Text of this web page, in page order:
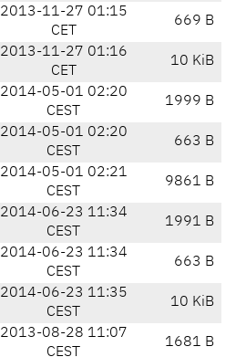
2013-11-27 01:15
CET
669 B
2013-11-27 01:16
CET
10 KiB
2014-05-01 02:20
CEST
1999 B
2014-05-01 02:20
CEST
663 B
2014-05-01 02:21
CEST
9861 B
2014-06-23 11:34
CEST
1991 B
2014-06-23 11:34
CEST
663 B
2014-06-23 11:35
CEST
10 KiB
2013-08-28 11:07
CEST
1681 B